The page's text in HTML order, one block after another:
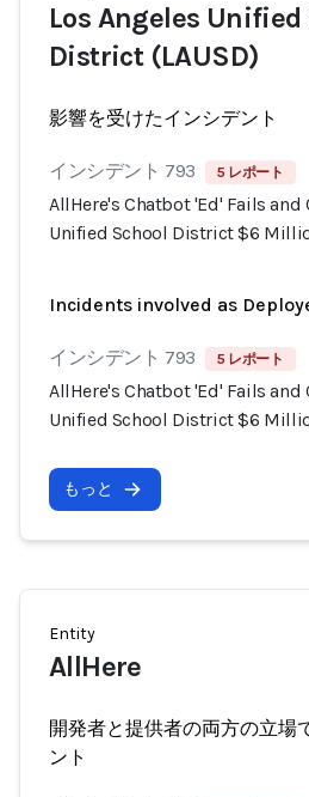
Los Angeles Unified
District (LAUSD)
影響を受けたインシデント
インシデント 793 5 レポート
AllHere's Chatbot 'Ed' Fails and
Unified School District $6
Incidents involved as
インシデント 793 5 レポート
AllHere's Chatbot 'Ed' Fails and
Unified School District $6
もっと
Entity
AllHere
開発者と提供者の両方の立場
ント